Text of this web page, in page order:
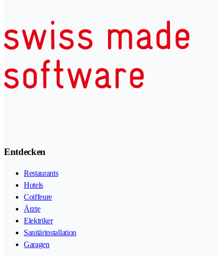
Entdecken
Restaurants
Hotels
Coiffeure
Ärzte
Elektriker
Sanitärinstallation
Garagen